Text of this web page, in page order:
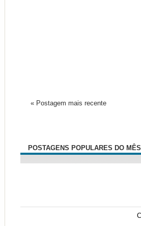
« Postagem mais recente
POSTAGENS POPULARES DO MÊS